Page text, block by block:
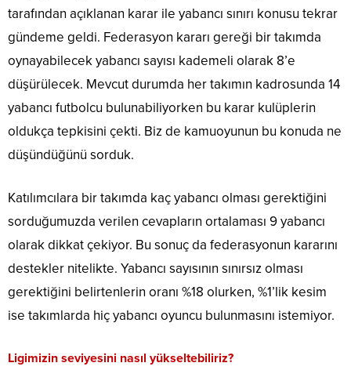
tarafından açıklanan karar ile yabancı sınırı konusu tekrar
gündeme geldi. Federasyon kararı gereği bir takımda
oynayabilecek yabancı sayısı kademeli olarak 8’e
düşürülecek. Mevcut durumda her takımın kadrosunda 14
yabancı futbolcu bulunabiliyorken bu karar kulüplerin
oldukça tepkisini çekti. Biz de kamuoyunun bu konuda ne
düşündüğünü sorduk.
Katılımcılara bir takımda kaç yabancı olması gerektiğini
sorduğumuzda verilen cevapların ortalaması 9 yabancı
olarak dikkat çekiyor. Bu sonuç da federasyonun kararını
destekler nitelikte. Yabancı sayısının sınırsız olması
gerektiğini belirtenlerin oranı %18 olurken, %1’lik kesim
ise takımlarda hiç yabancı oyuncu bulunmasını istemiyor.
Ligimizin seviyesini nasıl yükseltebiliriz?